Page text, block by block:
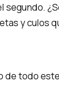
segundo.
y culos
de todo